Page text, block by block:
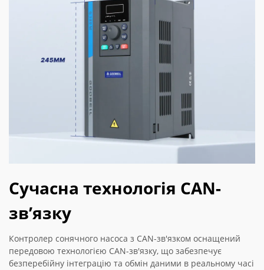
Сучасна технологія CAN-
зв’язку
Контролер сонячного насоса з CAN-зв'язком оснащений
передовою технологією CAN-зв'язку, що забезпечує
безперебійну інтеграцію та обмін даними в реальному часі